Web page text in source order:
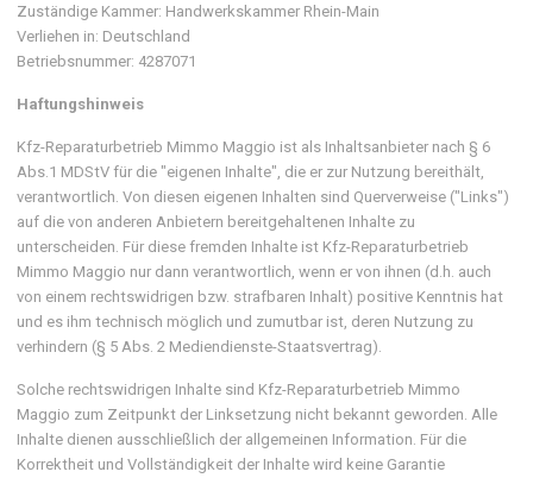
Zuständige Kammer: Handwerkskammer Rhein-Main
Verliehen in: Deutschland
Betriebsnummer: 4287071
Haftungshinweis
Kfz-Reparaturbetrieb Mimmo Maggio ist als Inhaltsanbieter nach § 6
Abs.1 MDStV für die "eigenen Inhalte", die er zur Nutzung bereithält,
verantwortlich. Von diesen eigenen Inhalten sind Querverweise ("Links")
auf die von anderen Anbietern bereitgehaltenen Inhalte zu
unterscheiden. Für diese fremden Inhalte ist Kfz-Reparaturbetrieb
Mimmo Maggio nur dann verantwortlich, wenn er von ihnen (d.h. auch
von einem rechtswidrigen bzw. strafbaren Inhalt) positive Kenntnis hat
und es ihm technisch möglich und zumutbar ist, deren Nutzung zu
verhindern (§ 5 Abs. 2 Mediendienste-Staatsvertrag).
Solche rechtswidrigen Inhalte sind Kfz-Reparaturbetrieb Mimmo
Maggio zum Zeitpunkt der Linksetzung nicht bekannt geworden. Alle
Inhalte dienen ausschließlich der allgemeinen Information. Für die
Korrektheit und Vollständigkeit der Inhalte wird keine Garantie